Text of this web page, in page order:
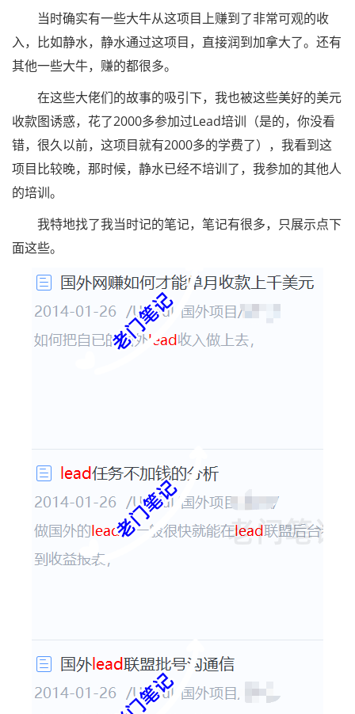
当时确实有一些大牛从这项目上赚到了非常可观的收
入，比如静水，静水通过这项目，直接润到加拿大了。还有
其他一些大牛，赚的都很多。
在这些大佬们的故事的吸引下，我也被这些美好的美元
收款图诱惑，花了2000多参加过Lead培训（是的，你没看
错，很久以前，这项目就有2000多的学费了），我看到这
项目比较晚，那时候，静水已经不培训了，我参加的其他人
的培训。
我特地找了我当时记的笔记，笔记有很多，只展示点下
面这些。